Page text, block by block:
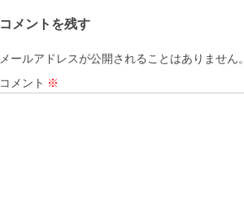
コメントを残す
メールアドレスが公開されることはありません。
コメント ※